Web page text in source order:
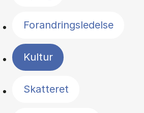
Forandringsledelse
Kultur
Skatteret